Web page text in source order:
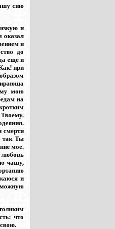
сию
и
оказал
и
до
еще и
при
мою
на
смерти
так Ты
мое.
любовь
чашу,
и
что